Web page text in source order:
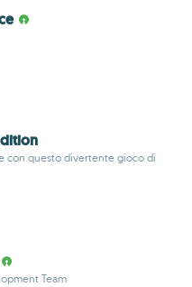
con questo divertente gioco di
Team